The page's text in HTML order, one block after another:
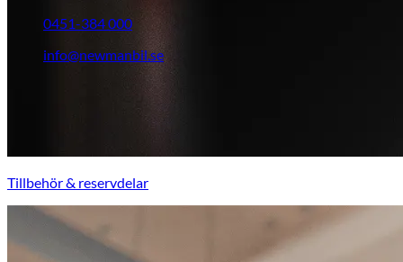
Tillbehör & reservdelar
0451-384 000
info@newmanbil.se